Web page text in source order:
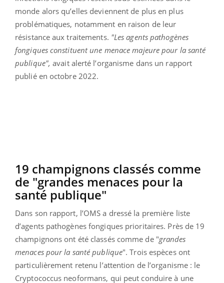
monde alors qu’elles deviennent de plus en plus
problématiques, notamment en raison de leur
résistance aux traitements. "Les agents pathogènes
fongiques constituent une menace majeure pour la santé
publique", avait alerté l’organisme dans un rapport
publié en octobre 2022.
19 champignons classés comme
de "grandes menaces pour la
santé publique"
Dans son rapport, l’OMS a dressé la première liste
d’agents pathogènes fongiques prioritaires. Près de 19
champignons ont été classés comme de "grandes
menaces pour la santé publique". Trois espèces ont
particulièrement retenu l’attention de l’organisme : le
Cryptococcus neoformans, qui peut conduire à une